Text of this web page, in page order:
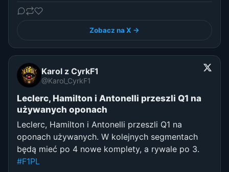
Zobacz na X →
Karol z CyrkF1
@Karol_CyrkF1
Leclerc, Hamilton i Antonelli przeszli Q1 na
używanych oponach
Leclerc, Hamilton i Antonelli przeszli Q1 na
oponach używanych. W kolejnych segmentach
będą mieć po 4 nowe komplety, a rywale po 3.
#F1PL